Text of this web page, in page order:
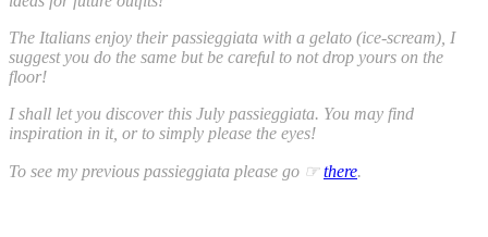
The Italians enjoy their passieggiata with a gelato (ice-scream), I
suggest you do the same but be careful to not drop yours on the
floor!
I shall let you discover this July passieggiata. You may find
inspiration in it, or to simply please the eyes!
To see my previous passieggiata please go ☞there.